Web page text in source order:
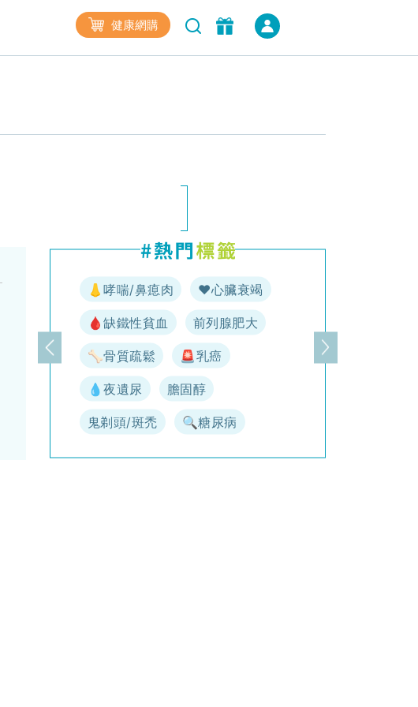
健康網購
上一頁
👃哮喘/鼻瘜肉 ♥️心臟衰竭
🩸缺鐵性貧血 前列腺肥大
🦴骨質疏鬆 🚨乳癌
💧夜遺尿 膽固醇
鬼剃頭/斑禿 🔍糖尿病
下一頁